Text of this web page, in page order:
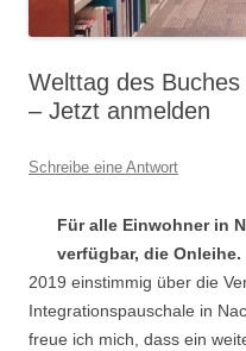
Welttag des
– Jetzt anmelden
Schreibe eine Antwort
Für alle Einwohner in
verfügbar, die Onleihe.
2019 einstimmig über die
Integrationspauschale in
freue ich mich, dass ein